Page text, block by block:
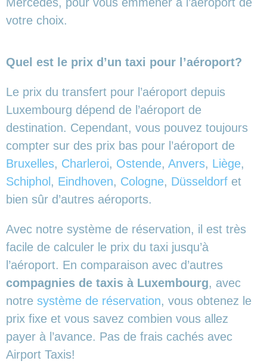
votre choix.
Quel est le prix d’un taxi pour l’aéroport?
Le prix du transfert pour l’aéroport depuis
Luxembourg dépend de l’aéroport de
destination. Cependant, vous pouvez toujours
compter sur des prix bas pour l’aéroport de
Bruxelles, Charleroi, Ostende, Anvers, Liège,
Schiphol , Eindhoven, Cologne, Düsseldorf et
bien sûr d’autres aéroports.
Avec notre système de réservation, il est très
facile de calculer le prix du taxi jusqu’à
l’aéroport. En comparaison avec d’autres
compagnies de taxis à Luxembourg, avec
notre système de réservation, vous obtenez le
prix fixe et vous savez combien vous allez
payer à l’avance. Pas de frais cachés avec
Airport Taxis!